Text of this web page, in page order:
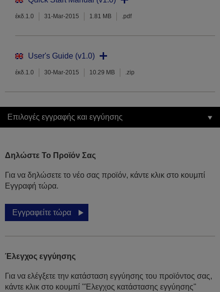
έκδ.1.0 31-Mar-2015 1.81 MB .pdf
User's Guide (v1.0)
έκδ.1.0 30-Mar-2015 10.29 MB .zip
Επιλογές εγγραφής και εγγύησης
Δηλώστε Το Προϊόν Σας
Για να δηλώσετε το νέο σας προϊόν, κάντε κλικ στο κουμπί
Εγγραφή τώρα.
Εγγραφείτε τώρα
Έλεγχος εγγύησης
Για να ελέγξετε την κατάσταση εγγύησης του προϊόντος σας,
κάντε κλικ στο κουμπί "Έλεγχος κατάστασης εγγύησης"